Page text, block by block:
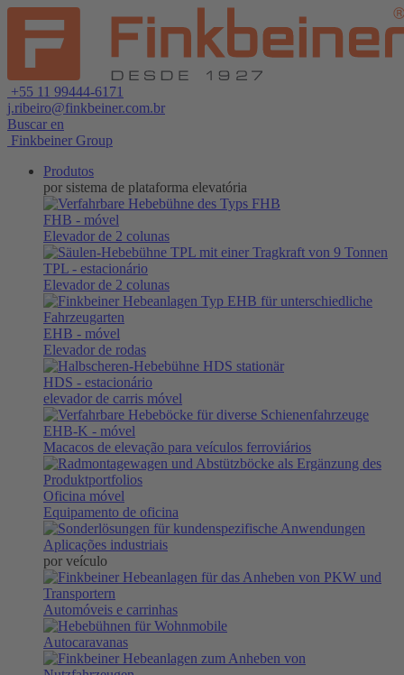
+55 11 99444-6171
j.ribeiro@finkbeiner.com.br
Buscar en
Finkbeiner Group
Produtos
por sistema de plataforma elevatória
FHB - móvel
Elevador de 2 colunas
TPL - estacionário
Elevador de 2 colunas
EHB - móvel
Elevador de rodas
HDS - estacionário
elevador de carris móvel
EHB-K - móvel
Macacos de elevação para veículos ferroviários
Oficina móvel
Equipamento de oficina
Aplicações industriais
por veículo
Automóveis e carrinhas
Autocaravanas